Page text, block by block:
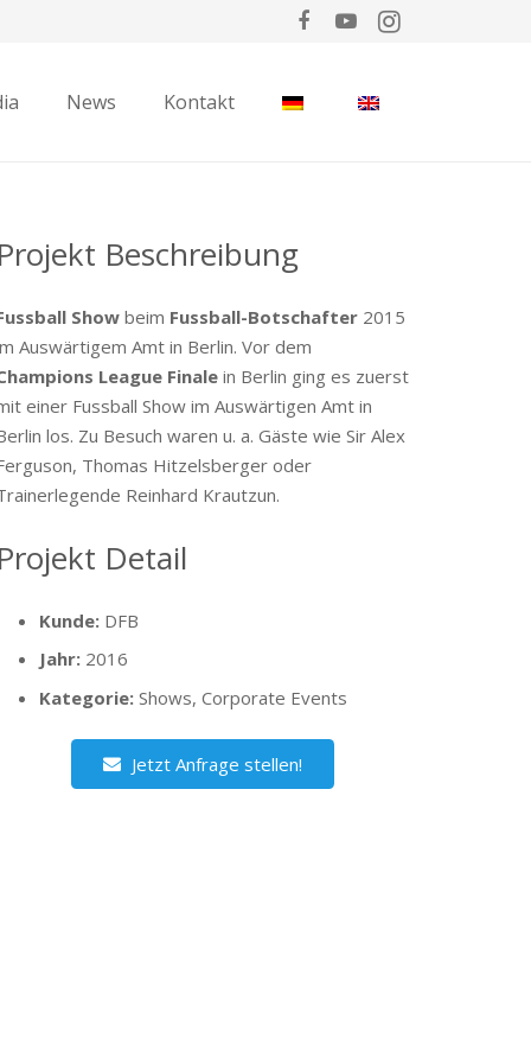
News Kontakt
Projekt Beschreibung
Showbeim Fussball-Botschafter2015
Auswärtigem Amt in Berlin. Vor dem
League Finalein Berlin ging es zuerst
einer Fussball Show im Auswärtigen Amt in
los. Zu Besuch waren u. a. Gäste wie Sir Alex
Thomas Hitzelsberger oder
Reinhard Krautzun.
Projekt Detail
Kunde: DFB
Jahr: 2016
Kategorie: Shows, Corporate Events
Jetzt Anfrage stellen!